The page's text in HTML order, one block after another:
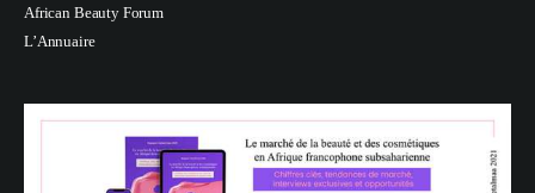
African Beauty Forum
L’Annuaire